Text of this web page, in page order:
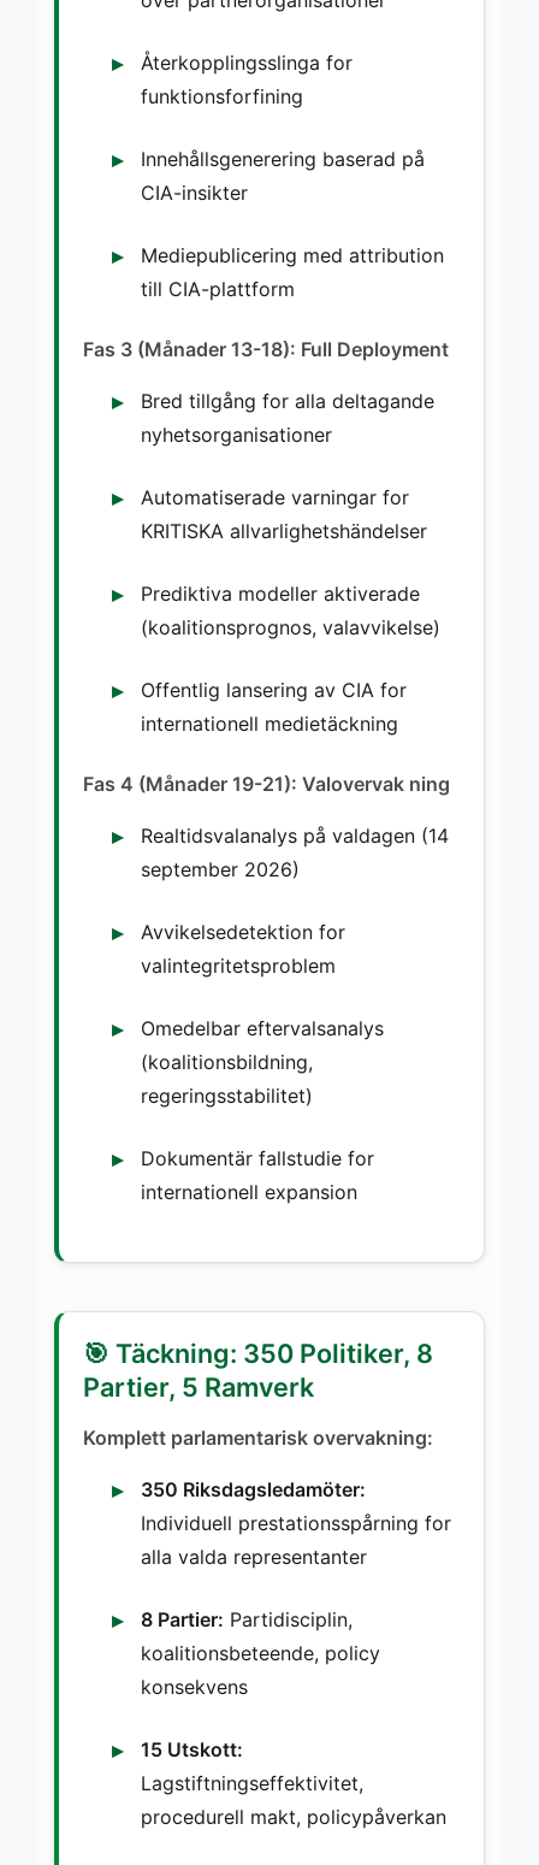
Återkopplingsslinga for
funktionsforfining
Innehållsgenerering baserad på
CIA-insikter
Mediepublicering med attribution
till CIA-plattform
Fas 3 (Månader 13-18): Full Deployment
Bred tillgång for alla deltagande
nyhetsorganisationer
Automatiserade varningar for
KRITISKA allvarlighetshändelser
Prediktiva modeller aktiverade
(koalitionsprognos, valavvikelse)
Offentlig lansering av CIA for
internationell medietäckning
Fas 4 (Månader 19-21): Valovervak ning
Realtidsvalanalys på valdagen (14
september 2026)
Avvikelsedetektion for
valintegritetsproblem
Omedelbar eftervalsanalys
(koalitionsbildning,
regeringsstabilitet)
Dokumentär fallstudie for
internationell expansion
🎯 Täckning: 350 Politiker, 8
Partier, 5 Ramverk
Komplett parlamentarisk overvakning:
350 Riksdagsledamöter:
Individuell prestationsspårning for
alla valda representanter
8 Partier: Partidisciplin,
koalitionsbeteende, policy
konsekvens
15 Utskott:
Lagstiftningseffektivitet,
procedurell makt, policypåverkan